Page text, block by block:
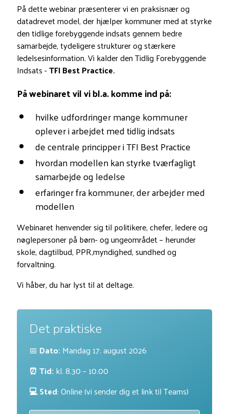
På dette webinar præsenterer vi en praksisnær og
datadrevet model, der hjælper kommuner med at styrke
den tidlige forebyggende indsats gennem bedre
samarbejde, tydeligere strukturer og stærkere
ledelsesinformation. Vi kalder den Tidlig Forebyggende
Indsats -TFI Best Practice.
På webinaret vil vi bl.a. komme ind på:
hvilke udfordringer mange kommuner
oplever i arbejdet med tidlig indsats
de centrale principper i TFI Best Practice
hvordan modellen kan styrke tværfagligt
samarbejde og ledelse
erfaringer fra kommuner, der arbejder med
modellen
Webinaret henvender sig til politikere, chefer, ledere og
nøglepersoner på børn- og ungeområdet – herunder
skole, dagtilbud, PPR,myndighed, sundhed og
forvaltning.
Vi håber, du har lyst til at deltage.
Det praktiske
📅 Dato: Mandag 17. august 2026
⏰ Tid: kl. 8.30 – 10.00
💻 Sted: Online (vi sender dig et link til Teams)